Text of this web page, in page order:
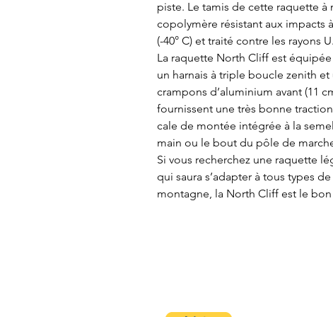
piste. Le tamis de cette raquette
copolymère résistant aux impacts
(-40° C) et traité contre les rayons
La raquette North Cliff est
un harnais à triple boucle zenith et
crampons d’aluminium avant (11
fournissent une très bonne
cale de montée intégrée à la
main ou le bout du pôle de
Si vous recherchez une raquette
qui saura s’adapter à tous types
montagne, la North Cliff est le